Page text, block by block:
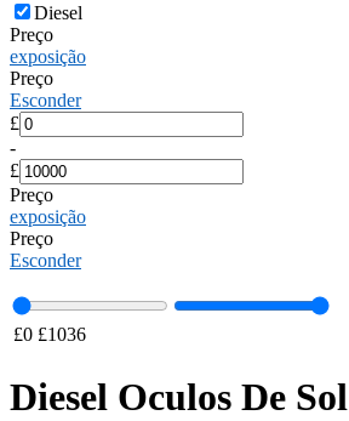
Diesel
Preço
exposição
Preço
Esconder
£
-
£
Preço
exposição
Preço
Esconder
£0 £1036
Diesel Oculos De Sol